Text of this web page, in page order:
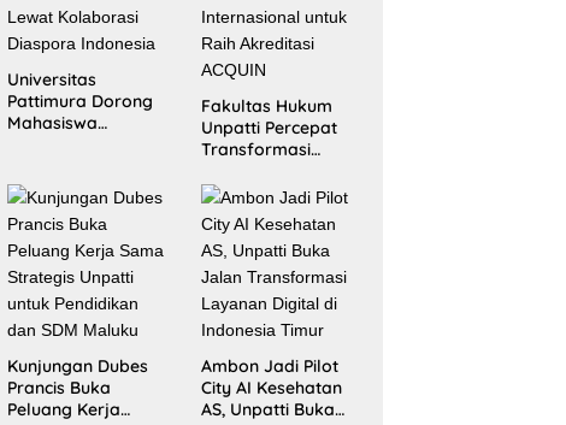
Universitas
Pattimura Dorong
Mahasiswa
Lewat Kolaborasi
Diaspora Indonesia
Fakultas Hukum
Unpatti Percepat
Transformasi
Berstandar
Internasional untuk
Raih Akreditasi
ACQUIN
Kunjungan Dubes
Prancis Buka
Peluang Kerja
Ambon Jadi Pilot
City AI Kesehatan
AS, Unpatti Buka